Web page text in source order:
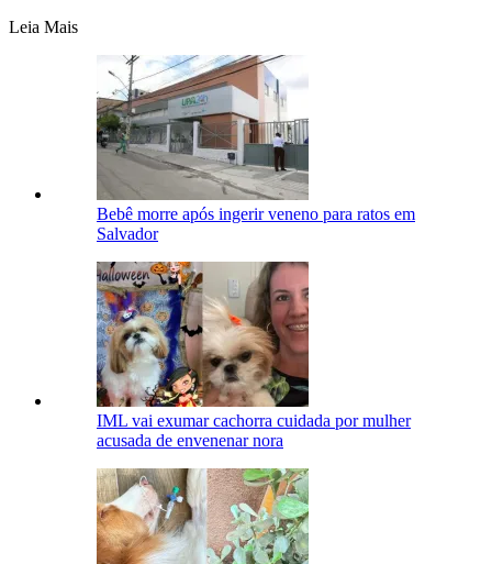
Leia Mais
Bebê morre após ingerir veneno para ratos em
Salvador
IML vai exumar cachorra cuidada por mulher
acusada de envenenar nora